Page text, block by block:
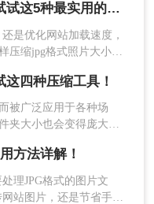
素）没有严格要
件，需要利用系统
件附件发送的普通
片，右键点击，
。
？本文将介绍几种常用
怎样压缩jpg格式照片大小？试试这5种最实用的JPG压缩方法！
是优化网站加载速度，
压缩jpg格式照片大小
巧。
四种压缩工具！
被广泛应用于各种场
夹大小也会变得庞大，
压缩方法，帮助您轻松
方法详解！
理JPG格式的图片文
站图片，还是节省手机